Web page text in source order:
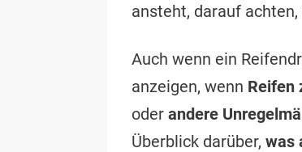
ansteht, darauf achten,
Auch wenn ein
anzeigen, wenn Reifen
oder andere
Überblick darüber, was